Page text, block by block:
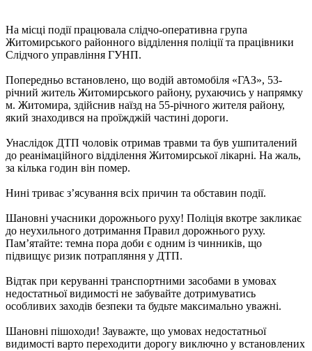
На місці події працювала слідчо-оперативна група
Житомирського районного відділення поліції та працівники
Слідчого управління ГУНП.
Попередньо встановлено, що водій автомобіля «ГАЗ», 53-
річний житель Житомирського району, рухаючись у напрямку
м. Житомира, здійснив наїзд на 55-річного жителя району,
який знаходився на проїжджій частині дороги.
Унаслідок ДТП чоловік отримав травми та був ушпиталений
до реанімаційного відділення Житомирської лікарні. На жаль,
за кілька годин він помер.
Нині триває з’ясування всіх причин та обставин події.
Шановні учасники дорожнього руху! Поліція вкотре закликає
до неухильного дотримання Правил дорожнього руху.
Пам’ятайте: темна пора доби є одним із чинників, що
підвищує ризик потрапляння у ДТП.
Відтак при керуванні транспортними засобами в умовах
недостатньої видимості не забувайте дотримуватись
особливих заходів безпеки та будьте максимально уважні.
Шановні пішоходи! Зауважте, що умовах недостатньої
видимості варто переходити дорогу виключно у встановлених